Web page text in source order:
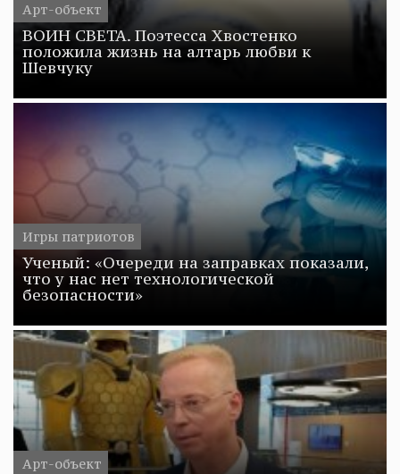
Арт-объект
ВОИН СВЕТА. Поэтесса Хвостенко
положила жизнь на алтарь любви к
Шевчуку
Игры патриотов
Ученый: «Очереди на заправках показали,
что у нас нет технологической
безопасности»
Арт-объект